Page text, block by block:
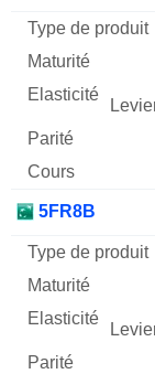
5FR8B